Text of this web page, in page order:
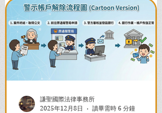
謙聖國際法律事務所
2025年12月8日
讀畢需時 6 分鐘